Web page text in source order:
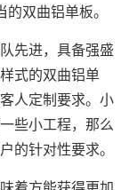
双曲铝单板。
先进，具备强盛
式的双曲铝单
人定制要求。小
些小工程，那么
的针对性要求。